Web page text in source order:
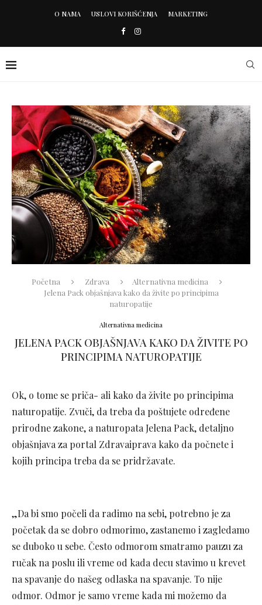
O NAMA USLOVI KORIŠĆENJA MARKETING
Početna Zdrava
Alternativna medicina
Jelena Pack objašnjava kako da živite po principima
naturopatije
Alternativna medicina
JELENA PACK OBJAŠNJAVA KAKO DA ŽIVITE PO
PRINCIPIMA NATUROPATIJE
Ok, o tome se priča- ali kako da živite po principima
naturopatije. Zvuči, da treba da poštujete određene
prirodne zakone, a naturopata Jelena Pack, detaljno
objašnjava za portal Zdravaiprava kako da počnete i
kojih principa treba da se pridržavate.
„Da bi smo počeli da radimo na sebi, potrebno je za
početak da se dobro odmorimo, zastanemo i zagledamo
se duboko u sebe. Često odmorom smatramo pauzu za
ručak na poslu ili vreme od kada decu stavimo u krevet
na spavanje do našeg odlaska na spavanje. To nije
odmor. Odmor je samo vreme kada mi možemo da